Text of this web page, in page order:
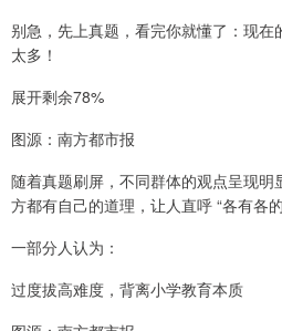
别急，先上真题，看完你就懂了：现
太多！
展开剩余78%
图源：南方都市报
随着真题刷屏，不同群体的观点呈现
方都有自己的道理，让人直呼 “各有各
一部分人认为：
过度拔高难度，背离小学教育本质